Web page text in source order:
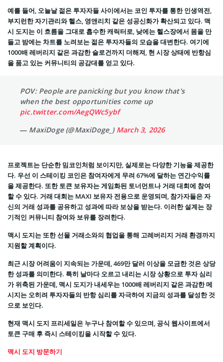
예를 들어, 오늘날 젊은 투자자들 사이에서는 코인 투자를 통한 인생역전,
부지런한 자기관리와 헬스, 영앤리치 같은 성공신화가 확산되고 있다. 맥
시 도지는 이 흐름을 그대로 흡수한 캐릭터로, 낮에는 헬스장에서 몸을 만
들고 밤에는 차트를 노려보는 젊은 투자자들의 모습을 대변한다. 여기에
1000배 레버리지 같은 과감한 슬로건까지 더해져, 현 시장 상태에 반항심
을 품고 있는 커뮤니티의 공감대를 얻고 있다.
POV: People are panicking but you know that's
when the best opportunities come up
pic.twitter.com/AegQWc5ybf
— MaxiDoge (@MaxiDoge_) March 3, 2026
프로젝트는 단순한 밈코인처럼 보이지만, 실제로는 다양한 기능을 제공한
다. 우선 이 스테이킹 코인은 참여자에게 무려 67%에 달하는 연간수익률
을 제공한다. 또한 토큰 보유자는 게임화된 토너먼트나 거래 대회에 참여
할 수 있다. 거래 대회는 MAXI 보유자 전용으로 운영되며, 참가자들은 자
신의 거래 성과를 공유하고 성과에 따라 보상을 받는다. 이러한 설계는 장
기적인 커뮤니티 참여와 보유를 장려한다.
맥시 도지는 또한 선물 거래소와의 협업을 통해 고레버리지 거래 환경까지
지원할 계획이다.
최근 시장 어려움이 지속되는 가운데, 469만 달러 이상을 모금한 것은 상당
한 성과를 의미한다. 특히 날마다 오르고 내리는 시장 상황으로 투자 심리
가 위축된 가운데, 맥시 도지가 내세우는 1000배 레버리지 같은 과감한 메
시지는 오히려 투자자들의 반항 심리를 자극하여 지금의 성과를 달성한 것
으로 보인다.
현재 맥시 도지 프리세일은 누구나 참여할 수 있으며, 공식 웹사이트에서
토큰 구매 후 즉시 스테이킹을 시작할 수 있다.
맥시 도지 방문하기